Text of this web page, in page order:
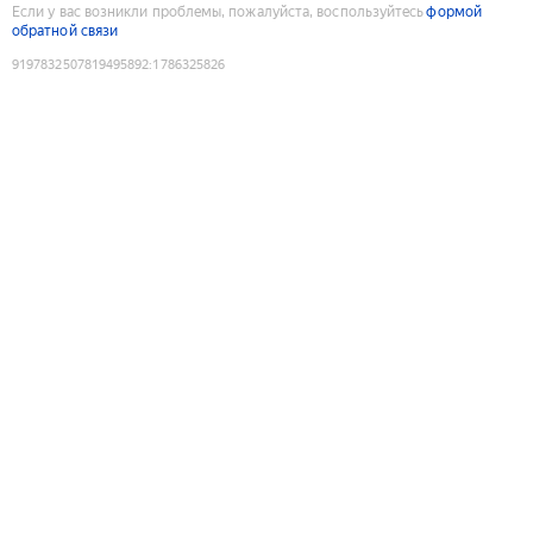
Если у вас возникли проблемы, пожалуйста, воспользуйтесьформой
обратной связи
9197832507819495892:1786325826